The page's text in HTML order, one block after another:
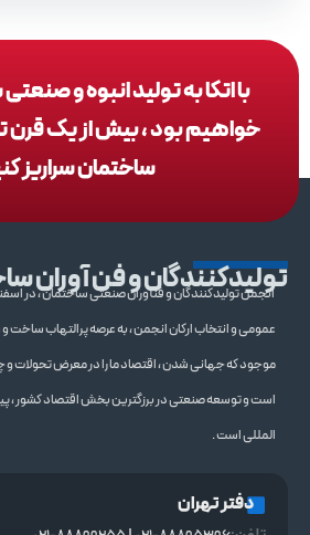
با اتکا به تولید انبوه و
خواهیم بود ، بیش از یک قرن
ساختمان سراریز
تولیدکنندگان و فن آوران
عمومی و انتخاب ارکان انجمن ، به عرصه پرالتهاب ساخت
موجود که جهانی شدن ، اقتصاد ما را در معرض تحولات و
است و توسعه صنعتی در برزگترین بخش اقتصاد کشور ،
المللی است .
دفتر تهران